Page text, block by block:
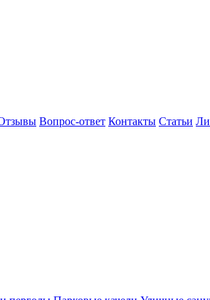
Вопрос-ответ Контакты Статьи